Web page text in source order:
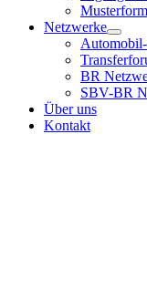
Netzwerke
BR
SBV-BR
Über uns
Kontakt